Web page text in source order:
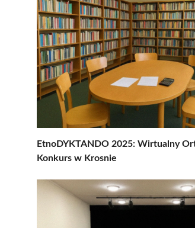
EtnoDYKTANDO 2025: Wirtualny
Konkurs w Krosnie